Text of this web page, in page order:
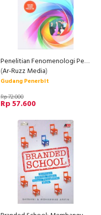
Penelitian Fenomenologi Pendidikan (Teori dan Praktik)
(Ar-Ruzz Media)
Gudang Penerbit
Rp 72.000
Rp 57.600